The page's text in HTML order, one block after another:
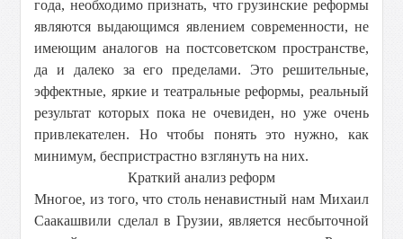
года, необходимо признать, что грузинские реформы
являются выдающимся явлением современности, не
имеющим аналогов на постсоветском пространстве,
да и далеко за его пределами. Это решительные,
эффектные, яркие и театральные реформы, реальный
результат которых пока не очевиден, но уже очень
привлекателен. Но чтобы понять это нужно, как
минимум, беспристрастно взглянуть на них.
Краткий анализ реформ
Многое, из того, что столь ненавистный нам Михаил
Саакашвили сделал в Грузии, является несбыточной